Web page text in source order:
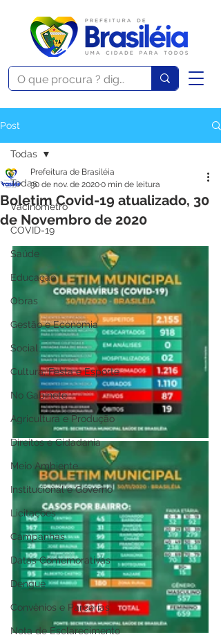
Post
Todas
Vacinômetro
COVID-19
Saúde
Educação
Obras
Gestão e Economia
Social
Cultura, Festa e Esporte
No Gabinete
Agricultura e Produção
Direitos e Cidadania
Meio Ambiente
Institucional e Governo
Licitações
Campanhas
Datas Comemorativas
Dengue
Convênios e Parcerias
Nota de Esclarecimento
Todas
Boletim Covid-19 atualizado, 30
de Novembro de 2020
Prefeitura de Brasiléia
30 de nov. de 20200 min de leitura